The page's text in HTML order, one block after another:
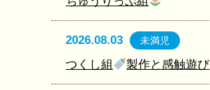
2026.08.03 未満児
つくし組 製作と感触遊び